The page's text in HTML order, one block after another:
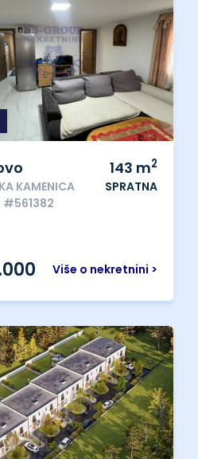
KAMENICA
#561382
143 m2
SPRATNA
Više o nekretnini >